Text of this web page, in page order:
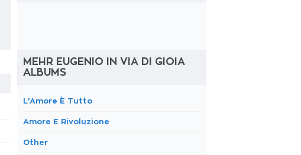
MEHR EUGENIO IN VIA DI GIOIA
ALBUMS
L'Amore È Tutto
Amore E Rivoluzione
Other